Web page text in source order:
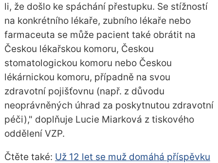
li, že došlo ke spáchání přestupku. Se stížností
na konkrétního lékaře, zubního lékaře nebo
farmaceuta se může pacient také obrátit na
Českou lékařskou komoru, Českou
stomatologickou komoru nebo Českou
lékárnickou komoru, případně na svou
zdravotní pojišťovnu (např. z důvodu
neoprávněných úhrad za poskytnutou zdravotní
péči)," doplňuje Lucie Miarková z tiskového
oddělení VZP.
Čtěte také: Už 12 let se muž domáhá příspěvku